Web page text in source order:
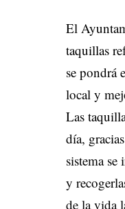
El
taquillas
se pondrá
local y
Las
día,
sistema
y
de la vida